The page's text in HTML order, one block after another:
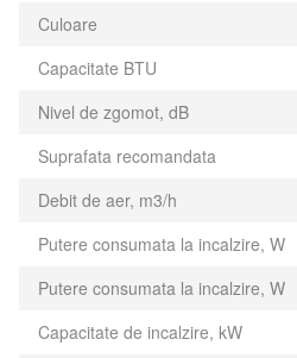
Culoare
Capacitate BTU
Nivel de zgomot, dB
Suprafata recomandata
Debit de aer, m3/h
Putere consumata la incalzire, W
Putere consumata la incalzire, W
Capacitate de incalzire, kW